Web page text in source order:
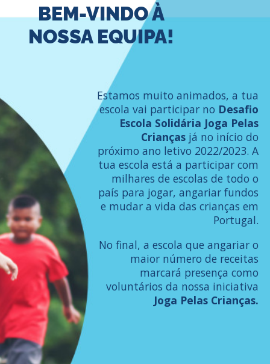
BEM-VINDO À
NOSSA EQUIPA!
Estamos muito animados, a tua
escola vai participar no Desafio
Escola Solidária Joga Pelas
Crianças já no início do
próximo ano letivo 2022/2023. A
tua escola está a participar com
milhares de escolas de todo o
país para jogar, angariar fundos
e mudar a vida das crianças em
Portugal.
No final, a escola que angariar o
maior número de receitas
marcará presença como
voluntários da nossa iniciativa
Joga Pelas Crianças.